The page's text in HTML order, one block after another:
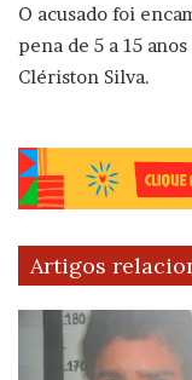
O acusado foi
pena de 5 a 15
Clériston Silva.
Artigos